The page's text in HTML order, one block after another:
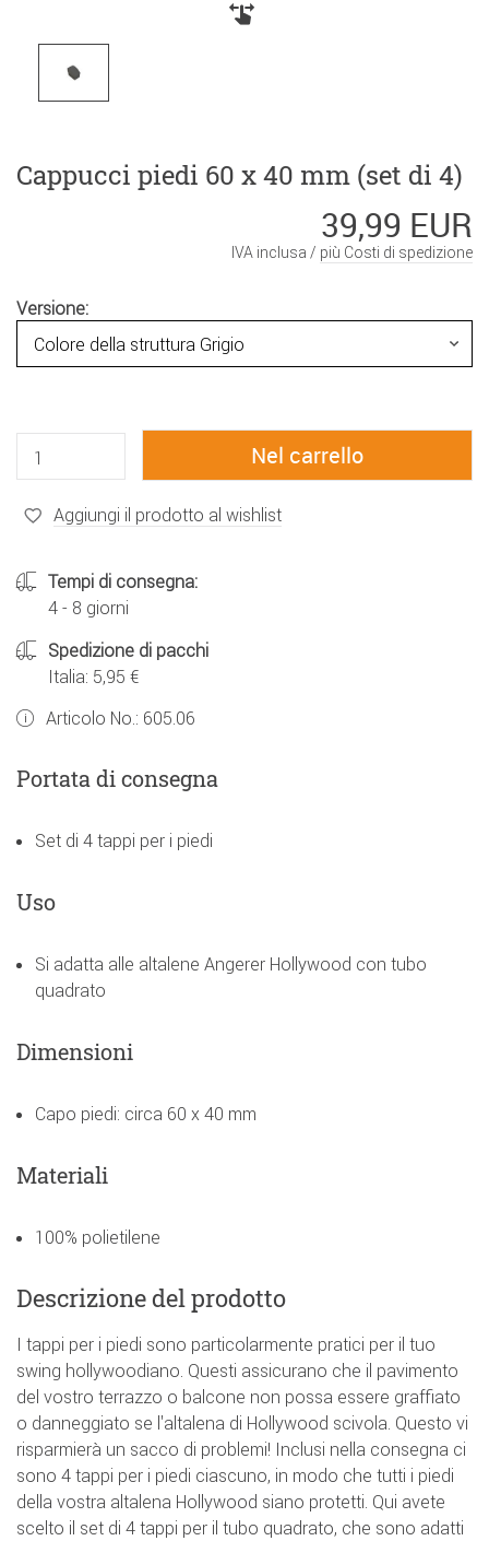
Cappucci piedi 60 x 40 mm (set di 4)
39,99 EUR
IVA inclusa / più Costi di spedizione
Versione:
Aggiungi il prodotto al wishlist
Tempi di consegna:
4 - 8 giorni
Spedizione di pacchi
Italia: 5,95 €
Articolo No.: 605.06
Portata di consegna
Set di 4 tappi per i piedi
Uso
Si adatta alle altalene Angerer Hollywood con tubo
quadrato
Dimensioni
Capo piedi: circa 60 x 40 mm
Materiali
100% polietilene
Descrizione del prodotto
I tappi per i piedi sono particolarmente pratici per il tuo
swing hollywoodiano. Questi assicurano che il pavimento
del vostro terrazzo o balcone non possa essere graffiato
o danneggiato se l'altalena di Hollywood scivola. Questo vi
risparmierà un sacco di problemi! Inclusi nella consegna ci
sono 4 tappi per i piedi ciascuno, in modo che tutti i piedi
della vostra altalena Hollywood siano protetti. Qui avete
scelto il set di 4 tappi per il tubo quadrato, che sono adatti